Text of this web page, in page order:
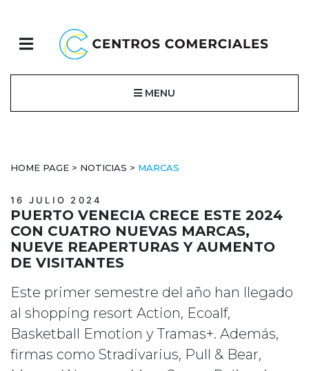
MENU
HOME PAGE > NOTICIAS > MARCAS
16 JULIO 2024
PUERTO VENECIA CRECE ESTE 2024
CON CUATRO NUEVAS MARCAS,
NUEVE REAPERTURAS Y AUMENTO
DE VISITANTES
Este primer semestre del año han llegado
al shopping resort Action, Ecoalf,
Basketball Emotion y Tramas+. Además,
firmas como Stradivarius, Pull & Bear,